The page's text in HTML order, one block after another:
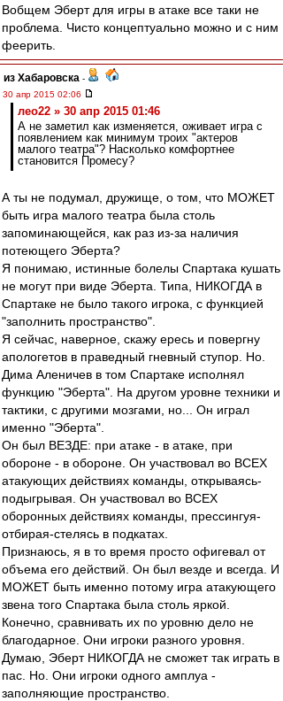
Вобщем Эберт для игры в атаке все таки не
проблема. Чисто концептуально можно и с ним
феерить.
из Хабаровска -
30 апр 2015 02:06
лео22 » 30 апр 2015 01:46
А не заметил как изменяется, оживает игра с
появлением как минимум троих "актеров
малого театра"? Насколько комфортнее
становится Промесу?
А ты не подумал, дружище, о том, что МОЖЕТ
быть игра малого театра была столь
запоминающейся, как раз из-за наличия
потеющего Эберта?
Я понимаю, истинные болелы Спартака кушать
не могут при виде Эберта. Типа, НИКОГДА в
Спартаке не было такого игрока, с функцией
"заполнить пространство".
Я сейчас, наверное, скажу ересь и повергну
апологетов в праведный гневный ступор. Но.
Дима Аленичев в том Спартаке исполнял
функцию "Эберта". На другом уровне техники и
тактики, с другими мозгами, но... Он играл
именно "Эберта".
Он был ВЕЗДЕ: при атаке - в атаке, при
обороне - в обороне. Он участвовал во ВСЕХ
атакующих действиях команды, открываясь-
подыгрывая. Он участвовал во ВСЕХ
оборонных действиях команды, прессингуя-
отбирая-стелясь в подкатах.
Признаюсь, я в то время просто офигевал от
объема его действий. Он был везде и всегда. И
МОЖЕТ быть именно потому игра атакующего
звена того Спартака была столь яркой.
Конечно, сравнивать их по уровню дело не
благодарное. Они игроки разного уровня.
Думаю, Эберт НИКОГДА не сможет так играть в
пас. Но. Они игроки одного амплуа -
заполняющие пространство.